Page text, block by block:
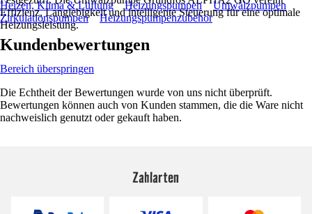
Effizienz, Langlebigkeit und intelligente Steuerung für eine optimale
Heizungsleistung.
Heizen, Klima & Lüftung
Heizungspumpen
Umwälzpumpen
Zirkulationspumpen
Heizungspumpenzubehör
Kundenbewertungen
Bereich überspringen
Die Echtheit der Bewertungen wurde von uns nicht überprüft.
Bewertungen können auch von Kunden stammen, die die Ware nicht
nachweislich genutzt oder gekauft haben.
Zahlarten